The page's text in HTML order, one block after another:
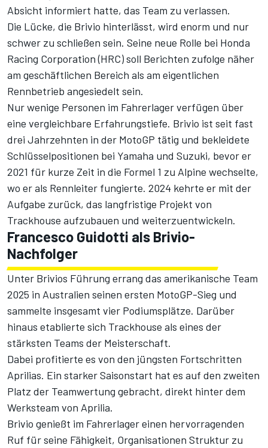
Absicht informiert hatte, das Team zu verlassen.
Die Lücke, die Brivio hinterlässt, wird enorm und nur
schwer zu schließen sein. Seine neue Rolle bei Honda
Racing Corporation (HRC) soll Berichten zufolge näher
am geschäftlichen Bereich als am eigentlichen
Rennbetrieb angesiedelt sein.
Nur wenige Personen im Fahrerlager verfügen über
eine vergleichbare Erfahrungstiefe. Brivio ist seit fast
drei Jahrzehnten in der MotoGP tätig und bekleidete
Schlüsselpositionen bei Yamaha und Suzuki, bevor er
2021 für kurze Zeit in die Formel 1 zu Alpine wechselte,
wo er als Rennleiter fungierte. 2024 kehrte er mit der
Aufgabe zurück, das langfristige Projekt von
Trackhouse aufzubauen und weiterzuentwickeln.
Francesco Guidotti als Brivio-
Nachfolger
Unter Brivios Führung errang das amerikanische Team
2025 in Australien seinen ersten MotoGP-Sieg und
sammelte insgesamt vier Podiumsplätze. Darüber
hinaus etablierte sich Trackhouse als eines der
stärksten Teams der Meisterschaft.
Dabei profitierte es von den jüngsten Fortschritten
Aprilias. Ein starker Saisonstart hat es auf den zweiten
Platz der Teamwertung gebracht, direkt hinter dem
Werksteam von Aprilia.
Brivio genießt im Fahrerlager einen hervorragenden
Ruf für seine Fähigkeit, Organisationen Struktur zu